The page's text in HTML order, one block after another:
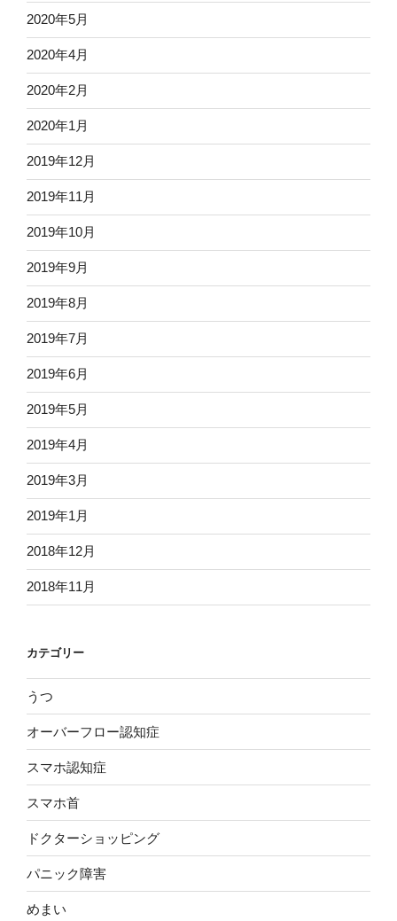
2020年5月
2020年4月
2020年2月
2020年1月
2019年12月
2019年11月
2019年10月
2019年9月
2019年8月
2019年7月
2019年6月
2019年5月
2019年4月
2019年3月
2019年1月
2018年12月
2018年11月
カテゴリー
うつ
オーバーフロー認知症
スマホ認知症
スマホ首
ドクターショッピング
パニック障害
めまい